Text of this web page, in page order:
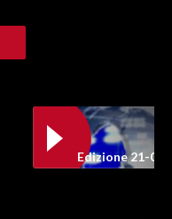
Edizione 21-05-